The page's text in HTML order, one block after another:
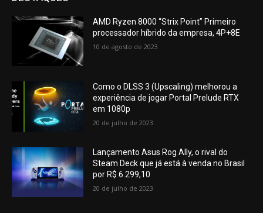
AMD Ryzen 8000 “Strix Point” Primeiro
processador híbrido da empresa, 4P+8E
10 de agosto de 2023
Como o DLSS 3 (Upscaling) melhorou a
experiência de jogar Portal Prelude RTX
em 1080p
20 de julho de 2023
Lançamento Asus Rog Ally, o rival do
Steam Deck que já está à venda no Brasil
por R$ 6.299,10
20 de julho de 2023